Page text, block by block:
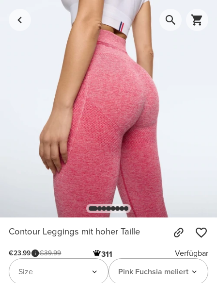
Contour Leggings mit hoher Taille
€23.99 €39.99 311
Verfügbar
Pink Fuchsia meliert
Size